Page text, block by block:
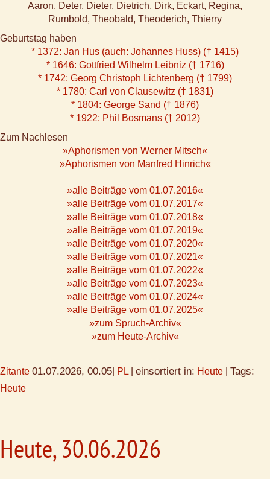
Aaron, Deter, Dieter, Dietrich, Dirk, Eckart, Regina,
Rumbold, Theobald, Theoderich, Thierry
Geburtstag haben
* 1372: Jan Hus (auch: Johannes Huss) († 1415)
* 1646: Gottfried Wilhelm Leibniz († 1716)
* 1742: Georg Christoph Lichtenberg († 1799)
* 1780: Carl von Clausewitz († 1831)
* 1804: George Sand († 1876)
* 1922: Phil Bosmans († 2012)
Zum Nachlesen
»Aphorismen von Werner Mitsch«
»Aphorismen von Manfred Hinrich«
»alle Beiträge vom 01.07.2016«
»alle Beiträge vom 01.07.2017«
»alle Beiträge vom 01.07.2018«
»alle Beiträge vom 01.07.2019«
»alle Beiträge vom 01.07.2020«
»alle Beiträge vom 01.07.2021«
»alle Beiträge vom 01.07.2022«
»alle Beiträge vom 01.07.2023«
»alle Beiträge vom 01.07.2024«
»alle Beiträge vom 01.07.2025«
»zum Spruch-Archiv«
»zum Heute-Archiv«
Zitante 01.07.2026, 00.05 PL einsortiert in: Heute Tags:
Heute
Heute, 30.06.2026